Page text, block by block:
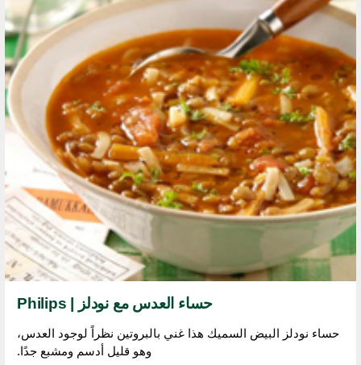
حساء العدس مع نودلز | Philips
حساء نودلز البيض السميك هذا غني بالبروتين نظراً لوجود العدس،
وهو قليل أدسم ومشبع جدًا.